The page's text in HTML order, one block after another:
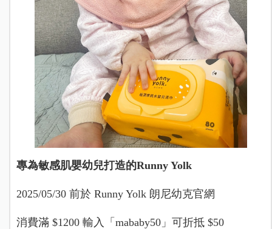
專為敏感肌嬰幼兒打造的Runny Yolk
2025/05/30 前於 Runny Yolk 朗尼幼克官網
消費滿 $1200 輸入「mababy50」可折抵 $50